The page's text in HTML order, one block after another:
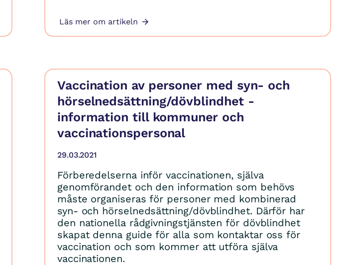
Läs mer om artikeln
Vaccination av personer med syn- och
hörselnedsättning/dövblindhet -
information till kommuner och
vaccinationspersonal
29.03.2021
Förberedelserna inför vaccinationen, själva
genomförandet och den information som behövs
måste organiseras för personer med kombinerad
syn- och hörselnedsättning/dövblindhet. Därför har
den nationella rådgivningstjänsten för dövblindhet
skapat denna guide för alla som kontaktar oss för
vaccination och som kommer att utföra själva
vaccinationen.